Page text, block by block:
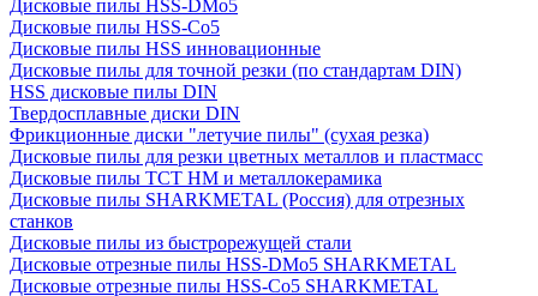
Дисковые пилы HSS-DMo5
Дисковые пилы HSS-Co5
Дисковые пилы HSS инновационные
Дисковые пилы для точной резки (по стандартам DIN)
HSS дисковые пилы DIN
Твердосплавные диски DIN
Фрикционные диски "летучие пилы" (сухая резка)
Дисковые пилы для резки цветных металлов и пластмасс
Дисковые пилы ТСТ НМ и металлокерамика
Дисковые пилы SHARKMETAL (Россия) для отрезных
станков
Дисковые пилы из быстрорежущей стали
Дисковые отрезные пилы HSS-DMo5 SHARKMETAL
Дисковые отрезные пилы HSS-Co5 SHARKMETAL